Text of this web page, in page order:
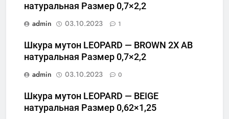
натуральная Размер 0,7×2,2
admin
03.10.2023 1
Шкура мутон LEOPARD — BROWN 2X АВ
натуральная Размер 0,7×2,2
admin
03.10.2023 0
Шкура мутон LEOPARD — BEIGE
натуральная Размер 0,62×1,25